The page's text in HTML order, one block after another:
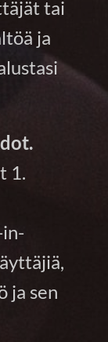
tai
ja
1.
ja sen